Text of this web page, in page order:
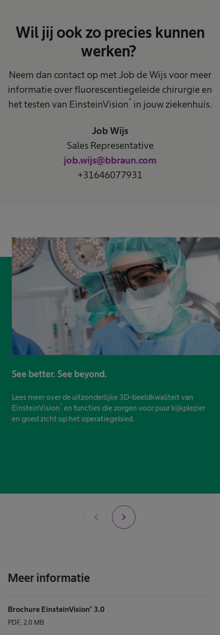
Wil jij ook zo precies kunnen
werken?
Neem dan contact op met Job de Wijs voor meer
informatie over fluorescentiegeleide chirurgie en
het testen van EinsteinVision® in jouw ziekenhuis.
Job Wijs
Sales Representative
job.wijs@bbraun.com
+31646077931
See better. See beyond.
Lees meer over de uitzonderlijke 3D-beeldkwaliteit van
EinsteinVision® en functies die zorgen voor puur kijkplezier
en goed zicht op het operatiegebied.
chevron_left chevron_right
Meer informatie
Brochure EinsteinVision® 3.0
PDF, 2.0 MB